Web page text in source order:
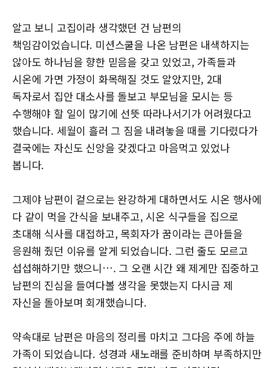
알고 보니 고집이라 생각했던 건 남편의
책임감이었습니다. 미션스쿨을 나온 남편은 내색하지는
않아도 하나님을 향한 믿음을 갖고 있었고, 가족들과
시온에 가면 가정이 화목해질 것도 알았지만, 2대
독자로서 집안 대소사를 돌보고 부모님을 모시는 등
수행해야 할 일이 많기에 선뜻 따라나서기가 어려웠다고
했습니다. 세월이 흘러 그 짐을 내려놓을 때를 기다렸다가
결국에는 자신도 신앙을 갖겠다고 마음먹고 있었나
봅니다.
그제야 남편이 겉으로는 완강하게 대하면서도 시온 행사에
다 같이 먹을 간식을 보내주고, 시온 식구들을 집으로
초대해 식사를 대접하고, 목회자가 꿈이라는 큰아들을
응원해 줬던 이유를 알게 되었습니다. 그런 줄도 모르고
섭섭해하기만 했으니…. 그 오랜 시간 왜 제게만 집중하고
남편의 진심을 들여다볼 생각을 못했는지 다시금 제
자신을 돌아보며 회개했습니다.
약속대로 남편은 마음의 정리를 마치고 그다음 주에 하늘
가족이 되었습니다. 성경과 새노래를 준비하며 부족하지만